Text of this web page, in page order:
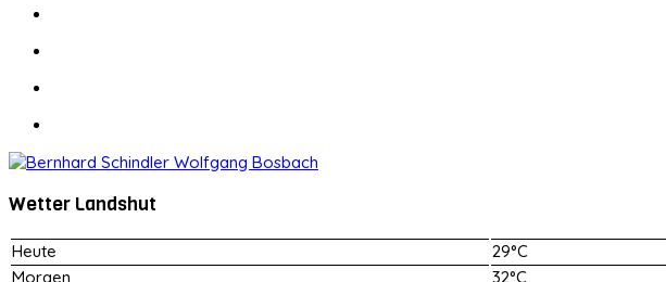
Wetter Landshut
Heute
29°C
Morgen
32°C